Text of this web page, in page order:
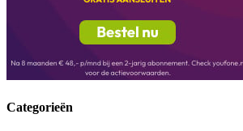
Categorieën